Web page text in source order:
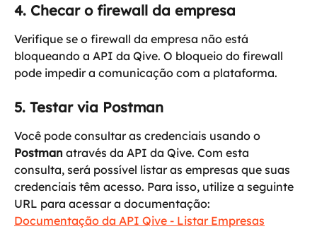
4. Checar o firewall da empresa
Verifique se o firewall da empresa não está
bloqueando a API da Qive. O bloqueio do firewall
pode impedir a comunicação com a plataforma.
5. Testar via Postman
Você pode consultar as credenciais usando o
Postman através da API da Qive. Com esta
consulta, será possível listar as empresas que suas
credenciais têm acesso. Para isso, utilize a seguinte
URL para acessar a documentação:
Documentação da API Qive - Listar Empresas